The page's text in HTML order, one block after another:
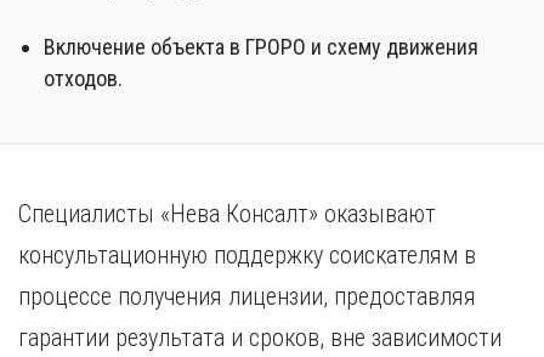
Включение объекта в ГРОРО и схему движения
отходов.
Специалисты «Нева Консалт» оказывают
консультационную поддержку соискателям в
процессе получения лицензии, предоставляя
гарантии результата и сроков, вне зависимости